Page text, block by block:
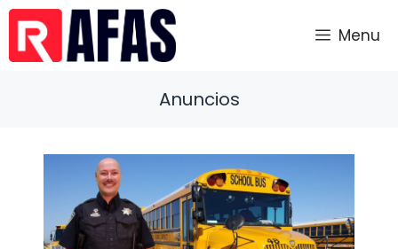
Saltar
contenido
Menu
Anuncios